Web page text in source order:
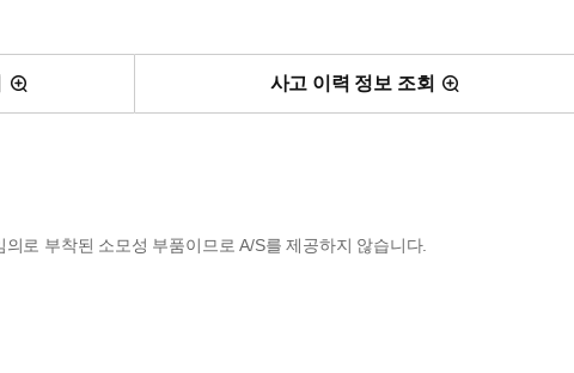
사고 이력 정보 조회
로 부착된 소모성 부품이므로 A/S를 제공하지 않습니다.